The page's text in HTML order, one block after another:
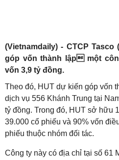
(Vietnamdaily) - CTCP
góp vốn thành lập một
vốn 3,9 tỷ đồng.
Theo đó, HUT dự kiến góp vốn
dịch vụ 556 Khánh Trung tại
tỷ đồng. Trong đó, HUT sở hữu
39.000 cổ phiếu và 90% vốn
phiếu thuộc nhóm đối tác.
Công ty này có địa chỉ tại số 61